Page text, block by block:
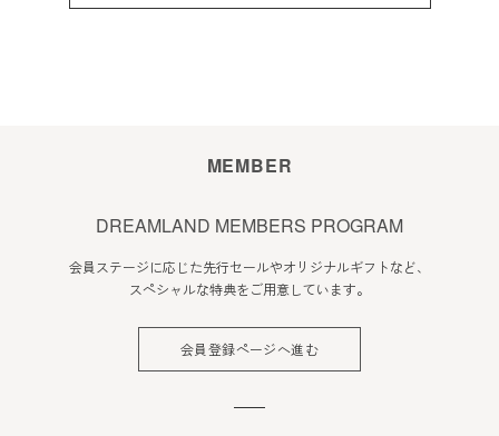
1. 当社は、会員の了承を得ることなく本規約を随時変更する
通知したものとみなします。
当サイトにおいてのご購入には会員登録が必要になります。
MEMBER
DREAMLAND MEMBERS PROGRAM
会員ステージに応じた先行セールやオリジナルギフトなど、
スペシャルな特典をご用意しています。
会員登録ページへ進む